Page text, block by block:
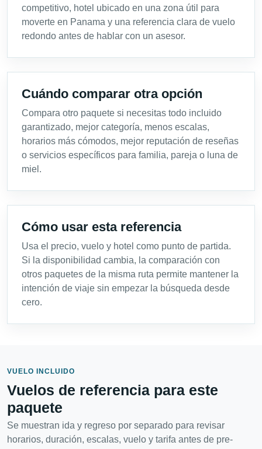
competitivo, hotel ubicado en una zona útil para
moverte en Panama y una referencia clara de vuelo
redondo antes de hablar con un asesor.
Cuándo comparar otra opción
Compara otro paquete si necesitas todo incluido
garantizado, mejor categoría, menos escalas,
horarios más cómodos, mejor reputación de reseñas
o servicios específicos para familia, pareja o luna de
miel.
Cómo usar esta referencia
Usa el precio, vuelo y hotel como punto de partida.
Si la disponibilidad cambia, la comparación con
otros paquetes de la misma ruta permite mantener la
intención de viaje sin empezar la búsqueda desde
cero.
VUELO INCLUIDO
Vuelos de referencia para este
paquete
Se muestran ida y regreso por separado para revisar
horarios, duración, escalas, vuelo y tarifa antes de pre-